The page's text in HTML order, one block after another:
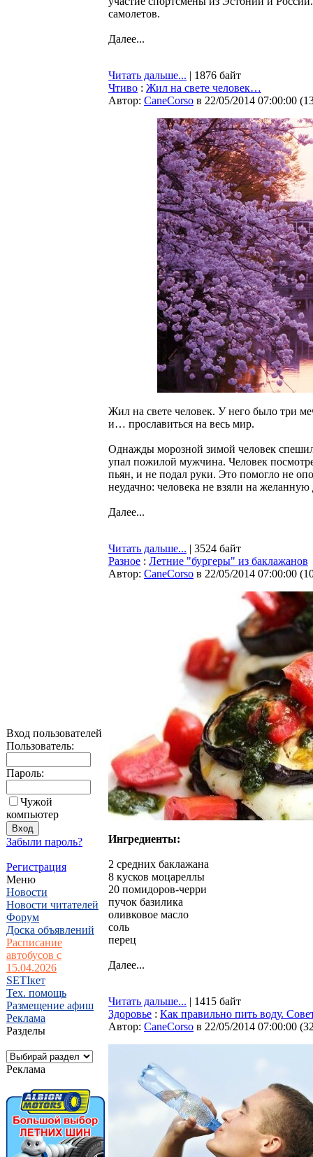
Вход пользователей
Пользователь:
Пароль:
Чужой
компьютер
Забыли пароль?
Регистрация
Меню
Новости
Новости читателей
Форум
Доска объявлений
Расписание
автобусов с
15.04.2026
SETIкет
Тех. помощь
Размещение афиш
Реклама
Разделы
Реклама
самолетов.
Далее...
Читать дальше... | 1876 байт
Чтиво : Жил на свете человек…
Автор: CaneCorso в 22/05/2014 07:00:00 (
Жил на свете человек. У него было три
и… прославиться на весь мир.
Однажды морозной зимой человек
упал пожилой мужчина. Человек
пьян, и не подал руки. Это помогло не
неудачно: человека не взяли на
Далее...
Читать дальше... | 3524 байт
Разное : Летние "бургеры" из баклажанов
Автор: CaneCorso в 22/05/2014 07:00:00 (
Ингредиенты:
2 средних баклажана
8 кусков моцареллы
20 помидоров-черри
пучок базилика
оливковое масло
соль
перец
Далее...
Читать дальше... | 1415 байт
Здоровье : Как правильно пить воду.
Автор: CaneCorso в 22/05/2014 07:00:00 (